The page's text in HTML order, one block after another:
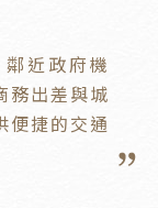
近政府機
務出差與城
便捷的交通